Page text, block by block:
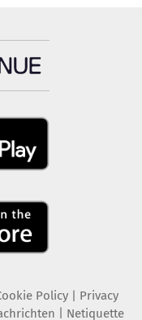
Policy| Privacy
Netiquette